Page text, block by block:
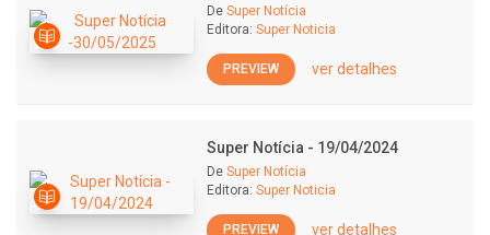
De Super Notícia
Editora: Super Noticia
PREVIEW ver detalhes
Super Notícia - 19/04/2024
De Super Notícia
Editora: Super Noticia
PREVIEW ver detalhes